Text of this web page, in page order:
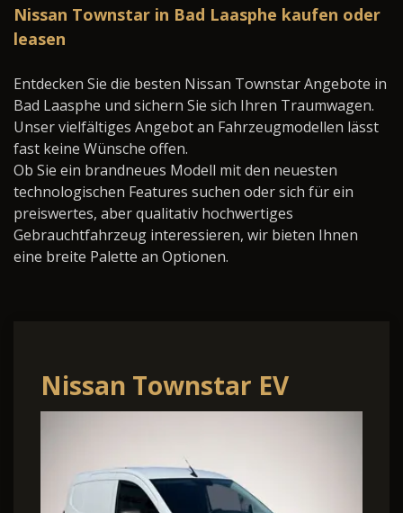
Nissan Townstar in Bad Laasphe kaufen oder
leasen
Entdecken Sie die besten Nissan Townstar Angebote in
Bad Laasphe und sichern Sie sich Ihren Traumwagen.
Unser vielfältiges Angebot an Fahrzeugmodellen lässt
fast keine Wünsche offen.
Ob Sie ein brandneues Modell mit den neuesten
technologischen Features suchen oder sich für ein
preiswertes, aber qualitativ hochwertiges
Gebrauchtfahrzeug interessieren, wir bieten Ihnen
eine breite Palette an Optionen.
Nissan Townstar EV
Accenta 45 kWh SOH
98,8% L1 PDC+LED+